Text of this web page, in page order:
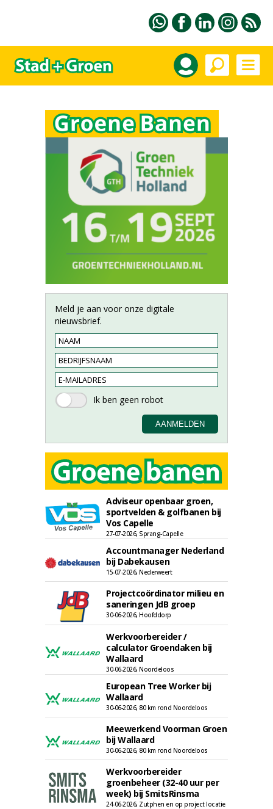
Meld je aan voor onze digitale
nieuwsbrief.
Adviseur openbaar groen,
sportvelden & golfbanen bij
Vos Capelle
27-07-2026, Sprang-Capelle
Accountmanager Nederland
bij Dabekausen
15-07-2026, Nederweert
Projectcoördinator milieu en
saneringen JdB groep
30-06-2026, Hoofddorp
Werkvoorbereider /
calculator Groendaken bij
Wallaard
30-06-2026, Noordeloos
European Tree Worker bij
Wallaard
30-06-2026, 80 km rond Noordeloos
Meewerkend Voorman Groen
bij Wallaard
30-06-2026, 80 km rond Noordeloos
Werkvoorbereider
groenbeheer (32-40 uur per
week) bij SmitsRinsma
24-06-2026, Zutphen en op project locatie